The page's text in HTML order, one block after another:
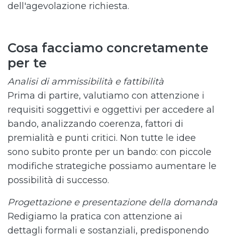
dell'agevolazione richiesta.
Cosa facciamo concretamente
per te
Analisi di ammissibilità e fattibilità
Prima di partire, valutiamo con attenzione i
requisiti soggettivi e oggettivi per accedere al
bando, analizzando coerenza, fattori di
premialità e punti critici. Non tutte le idee
sono subito pronte per un bando: con piccole
modifiche strategiche possiamo aumentare le
possibilità di successo.
Progettazione e presentazione della domanda
Redigiamo la pratica con attenzione ai
dettagli formali e sostanziali, predisponendo